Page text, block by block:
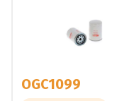
OGC1099